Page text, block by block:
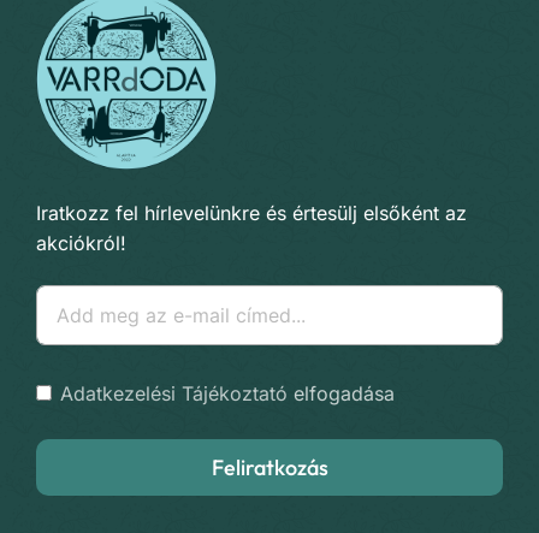
Iratkozz fel hírlevelünkre és értesülj elsőként az
akciókról!
Adatkezelési Tájékoztató elfogadása
Feliratkozás